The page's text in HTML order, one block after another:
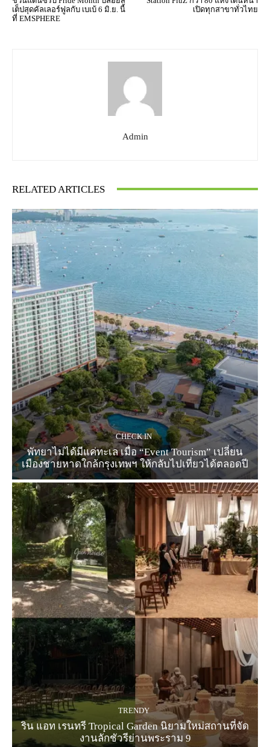
เต็ปสุดคัลเลอร์ฟูลกับ เบเบ้ 6 มิ.ย. นี้
ที่ EMSPHERE
เปิดทุกสาขาทั่วไทย
Admin
RELATED ARTICLES
CHECK IN
พัทยาไม่ได้มีแค่ทะเล เมื่อ “Event Tourism” เปลี่ยน
เมืองชายหาดใกล้กรุงเทพฯ ให้กลับไปเที่ยวได้ตลอดปี
TRENDY
ริน แอท เรนทรี Tropical Garden นิยามใหม่สถานที่จัด
งานลักชัวรีย่านพระราม 9